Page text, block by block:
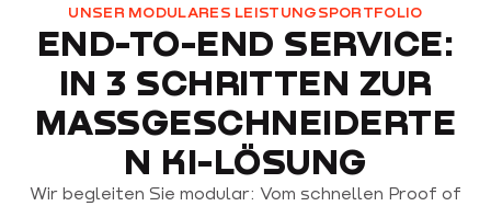
UNSER MODULARES LEISTUNGSPORTFOLIO
END-TO-END SERVICE:
IN 3 SCHRITTEN ZUR
MASSGESCHNEIDERTEN
KI-LÖSUNG
Wir begleiten Sie modular: Vom schnellen Proof of